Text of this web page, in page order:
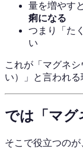
量を増やす
痢になる
つまり「た
い
これが「マグネ
い）」と言われる
では「マグ
そこで役立つの